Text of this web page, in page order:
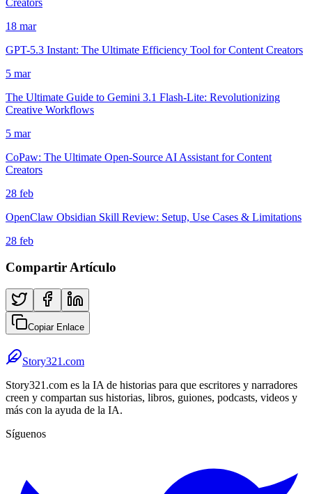
18 mar
GPT-5.3 Instant: The Ultimate Efficiency Tool for Content Creators
5 mar
The Ultimate Guide to Gemini 3.1 Flash-Lite: Revolutionizing
Creative Workflows
5 mar
CoPaw: The Ultimate Open-Source AI Assistant for Content
Creators
28 feb
OpenClaw Obsidian Skill Review: Setup, Use Cases & Limitations
28 feb
Compartir Artículo
Copiar Enlace
Story321.com
Story321.com es la IA de historias para que escritores y narradores
creen y compartan sus historias, libros, guiones, podcasts, videos y
más con la ayuda de la IA.
Síguenos